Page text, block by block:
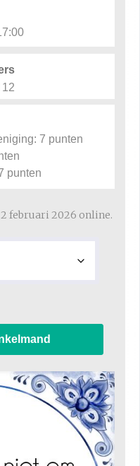
7 punten
punten
februari 2026 online.